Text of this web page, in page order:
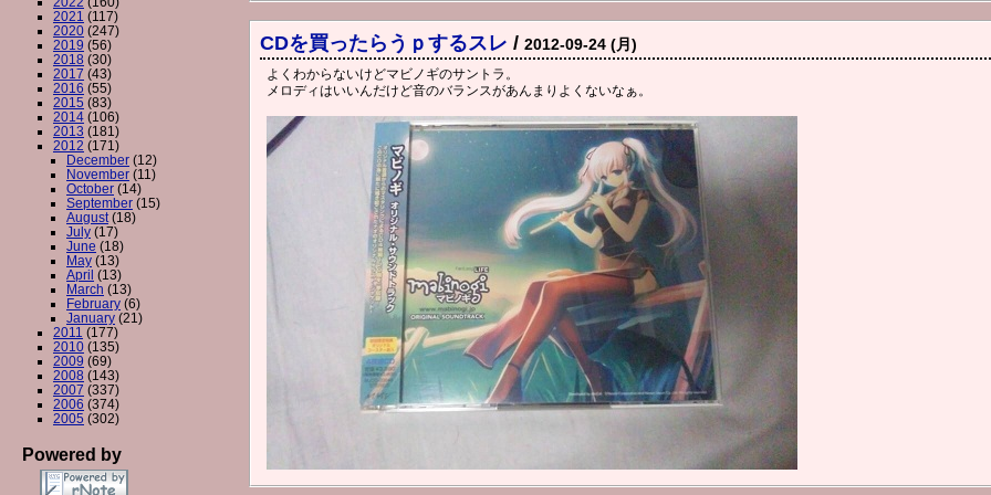
CDを買ったらうｐするスレ / 2012-09-24 (月)
よくわからないけどマビノギのサントラ。
メロディはいいんだけど音のバランスがあんまりよくないなぁ。
2021 (117)
2020 (247)
2019 (56)
2018 (30)
2017 (43)
2016 (55)
2015 (83)
2014 (106)
2013 (181)
2012 (171)
December (12)
November (11)
October (14)
September (15)
August(18)
July (17)
June (18)
May (13)
April (13)
March (13)
February (6)
January (21)
2011 (177)
2010 (135)
2009 (69)
2008 (143)
2007 (337)
2006 (374)
2005 (302)
Powered by